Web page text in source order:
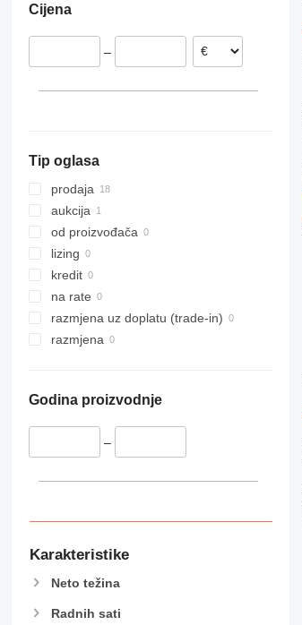
Cijena
–
Tip oglasa
prodaja
aukcija
od proizvođača
lizing
kredit
na rate
razmjena uz doplatu (trade-in)
razmjena
Godina proizvodnje
–
Karakteristike
Neto težina
Radnih sati